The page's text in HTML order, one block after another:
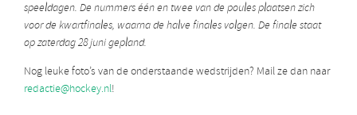
speeldagen. De nummers één en twee van de poules plaatsen zich
voor de kwartfinales, waarna de halve finales volgen. De finale staat
op zaterdag 28 juni gepland.
Nog leuke foto’s van de onderstaande wedstrijden? Mail ze dan naar
redactie@hockey.nl!